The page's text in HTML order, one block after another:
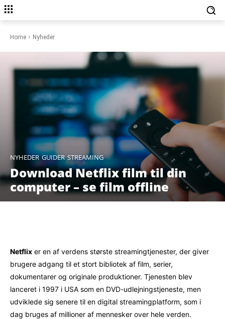
Home Nyheder
NYHEDER GUIDER STREAMING
Download Netflix film til din
computer – se film offline
Netflix er en af verdens største streamingtjenester, der giver
brugere adgang til et stort bibliotek af film, serier,
dokumentarer og originale produktioner. Tjenesten blev
lanceret i 1997 i USA som en DVD-udlejningstjeneste, men
udviklede sig senere til en digital streamingplatform, som i
dag bruges af millioner af mennesker over hele verden.